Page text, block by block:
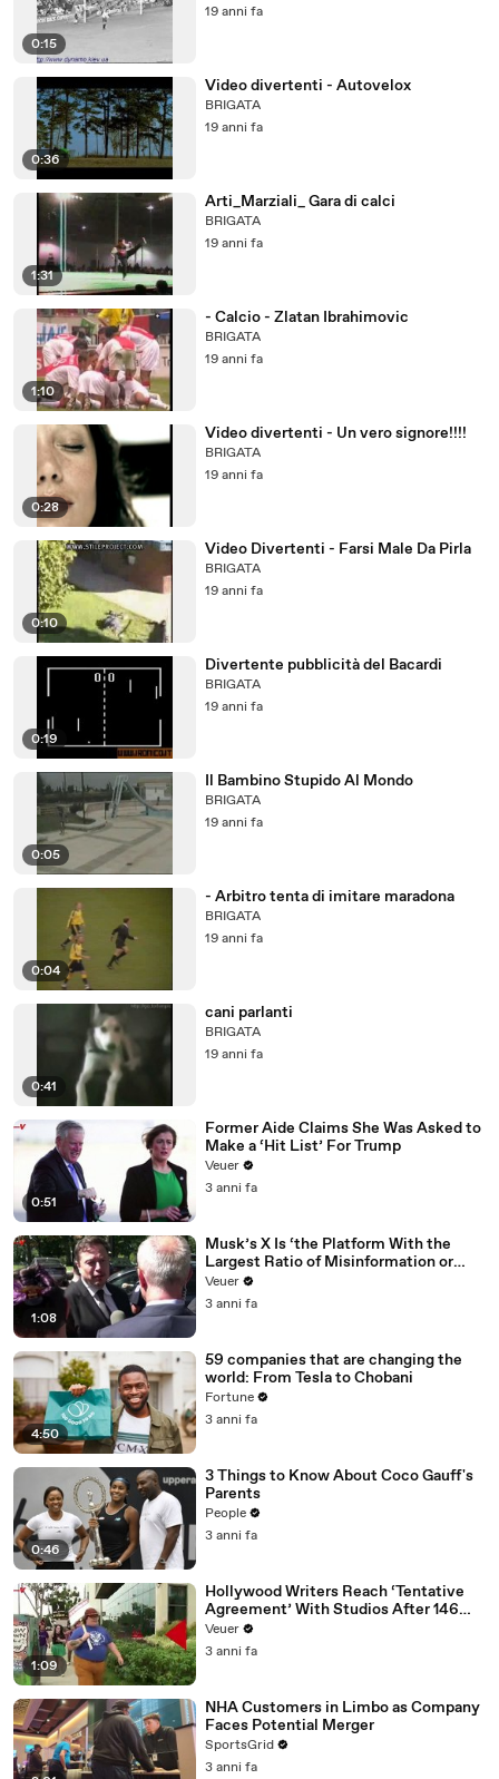
0:15
19 anni fa
0:36
Video divertenti - Autovelox
BRIGATA
19 anni fa
1:31
Arti_Marziali_ Gara di calci
BRIGATA
19 anni fa
1:10
- Calcio - Zlatan Ibrahimovic
BRIGATA
19 anni fa
0:28
Video divertenti - Un vero signore!!!!
BRIGATA
19 anni fa
0:10
Video Divertenti - Farsi Male Da Pirla
BRIGATA
19 anni fa
0:19
Divertente pubblicità del Bacardi
BRIGATA
19 anni fa
0:05
Il Bambino Stupido Al Mondo
BRIGATA
19 anni fa
0:04
- Arbitro tenta di imitare maradona
BRIGATA
19 anni fa
0:41
cani parlanti
BRIGATA
19 anni fa
0:51
Former Aide Claims She Was Asked to
Make a ‘Hit List’ For Trump
Veuer
3 anni fa
1:08
Musk’s X Is ‘the Platform With the
Largest Ratio of Misinformation or
Disinformation’ Amongst All Social
Media Platforms
Veuer
3 anni fa
4:50
59 companies that are changing the
world: From Tesla to Chobani
Fortune
3 anni fa
0:46
3 Things to Know About Coco Gauff's
Parents
People
3 anni fa
1:09
Hollywood Writers Reach ‘Tentative
Agreement’ With Studios After 146
Day Strike
Veuer
3 anni fa
NHA Customers in Limbo as Company
Faces Potential Merger
SportsGrid
3 anni fa